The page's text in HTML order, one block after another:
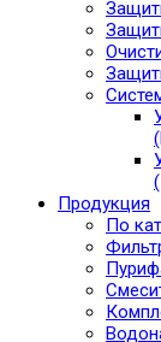
Продукция
По